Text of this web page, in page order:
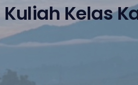
Kuliah Kelas